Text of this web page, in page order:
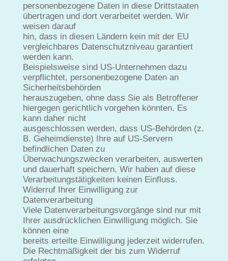
personenbezogene Daten in diese Drittstaaten
übertragen und dort verarbeitet werden. Wir
weisen darauf
hin, dass in diesen Ländern kein mit der EU
vergleichbares Datenschutzniveau garantiert
werden kann.
Beispielsweise sind US-Unternehmen dazu
verpflichtet, personenbezogene Daten an
Sicherheitsbehörden
herauszugeben, ohne dass Sie als Betroffener
hiergegen gerichtlich vorgehen könnten. Es
kann daher nicht
ausgeschlossen werden, dass US-Behörden (z.
B. Geheimdienste) Ihre auf US-Servern
befindlichen Daten zu
Überwachungszwecken verarbeiten, auswerten
und dauerhaft speichern. Wir haben auf diese
Verarbeitungstätigkeiten keinen Einfluss.
Widerruf Ihrer Einwilligung zur
Datenverarbeitung
Viele Datenverarbeitungsvorgänge sind nur mit
Ihrer ausdrücklichen Einwilligung möglich. Sie
können eine
bereits erteilte Einwilligung jederzeit widerrufen.
Die Rechtmäßigkeit der bis zum Widerruf